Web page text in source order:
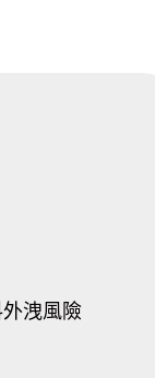
洩風險